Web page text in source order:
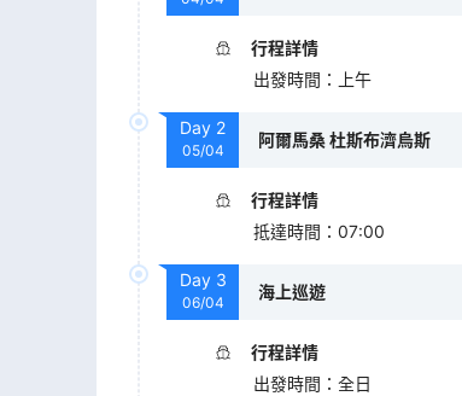
行程詳情
出發時間 ： 上午
Day 2
05/04
阿爾馬桑 杜斯布濟烏斯
行程詳情
抵達時間 ： 07:00
Day 3
06/04
海上巡遊
行程詳情
出發時間 ： 全日